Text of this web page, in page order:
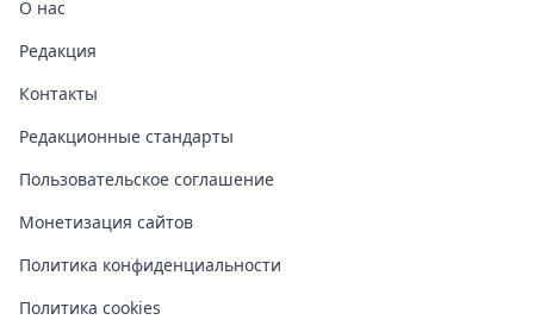
О нас
Редакция
Контакты
Редакционные стандарты
Пользовательское соглашение
Монетизация сайтов
Политика конфиденциальности
Политика cookies